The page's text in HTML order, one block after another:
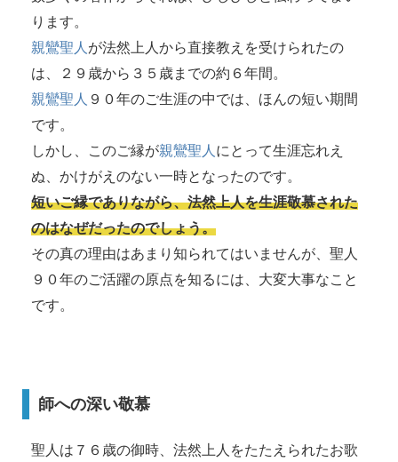
ります。
親鸞聖人 が法然上人から直接教えを受けられたの
は、２９歳から３５歳までの約６年間。
親鸞聖人 ９０年のご生涯の中では、ほんの短い期間
です。
しかし、このご縁が親鸞聖人 にとって生涯忘れえ
ぬ、かけがえのない一時となったのです。
短いご縁でありながら、法然上人を生涯敬慕された
のはなぜだったのでしょう。
その真の理由はあまり知られてはいませんが、聖人
９０年のご活躍の原点を知るには、大変大事なこと
です。
師への深い敬慕
聖人は７６歳の御時、法然上人をたたえられたお歌